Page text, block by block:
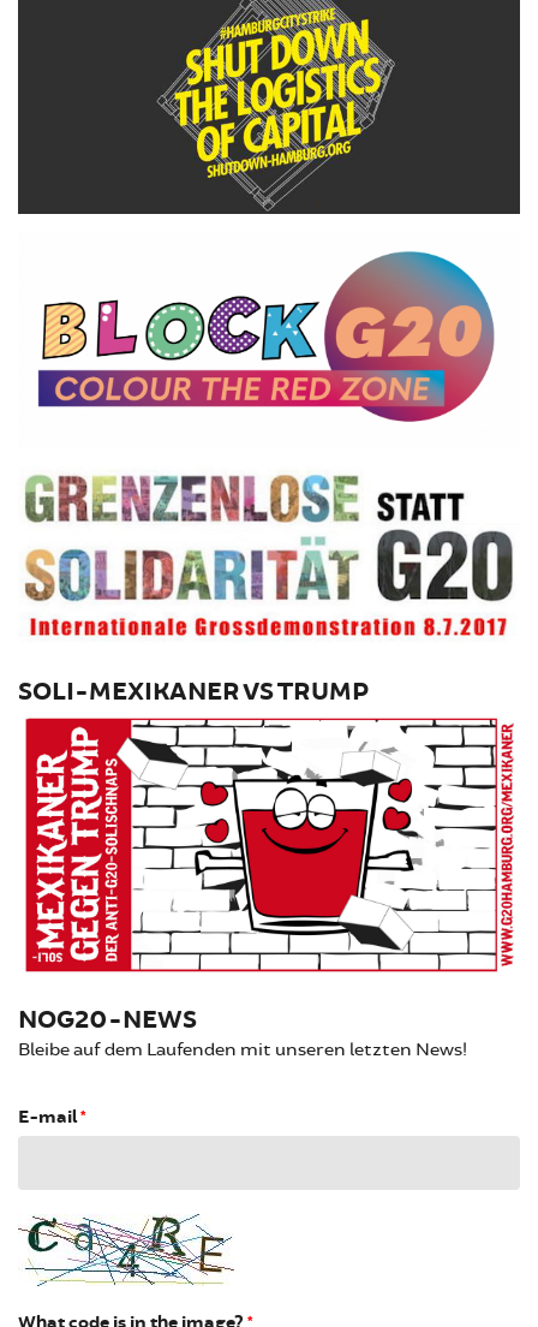
SOLI-MEXIKANER VS TRUMP
NOG20-NEWS
Bleibe auf dem Laufenden mit unseren letzten News!
E-mail*